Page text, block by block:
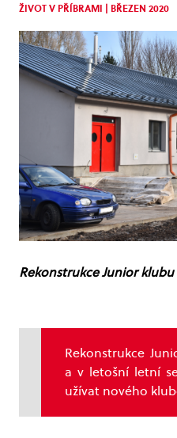
ŽIVOT V PŘÍBRAMI | BŘEZEN 2020
Rekonstrukce Junior
Rekonstrukce
a v letošní letní
užívat nového